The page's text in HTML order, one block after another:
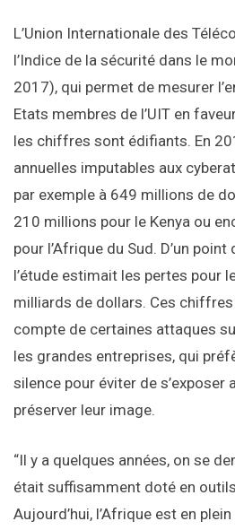
L’Union Internationale des
l’Indice de la sécurité dans le
2017), qui permet de mesurer
Etats membres de l’UIT en
les chiffres sont édifiants. En
annuelles imputables aux
par exemple à 649 millions de
210 millions pour le Kenya ou
pour l’Afrique du Sud. D’un
l’étude estimait les pertes pour
milliards de dollars. Ces
compte de certaines attaques
les grandes entreprises, qui
silence pour éviter de s’exposer
préserver leur image.
“Il y a quelques années, on se
était suffisamment doté en
Aujourd’hui, l’Afrique est en